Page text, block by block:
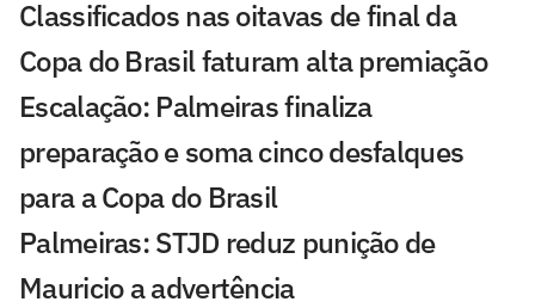
Classificados nas oitavas de final da
Copa do Brasil faturam alta premiação
Escalação: Palmeiras finaliza
preparação e soma cinco desfalques
para a Copa do Brasil
Palmeiras: STJD reduz punição de
Mauricio a advertência